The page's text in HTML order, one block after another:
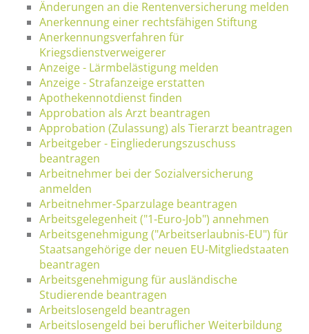
Änderungen an die Rentenversicherung melden
Anerkennung einer rechtsfähigen Stiftung
Anerkennungsverfahren für
Kriegsdienstverweigerer
Anzeige - Lärmbelästigung melden
Anzeige - Strafanzeige erstatten
Apothekennotdienst finden
Approbation als Arzt beantragen
Approbation (Zulassung) als Tierarzt beantragen
Arbeitgeber - Eingliederungszuschuss
beantragen
Arbeitnehmer bei der Sozialversicherung
anmelden
Arbeitnehmer-Sparzulage beantragen
Arbeitsgelegenheit ("1-Euro-Job") annehmen
Arbeitsgenehmigung ("Arbeitserlaubnis-EU") für
Staatsangehörige der neuen EU-Mitgliedstaaten
beantragen
Arbeitsgenehmigung für ausländische
Studierende beantragen
Arbeitslosengeld beantragen
Arbeitslosengeld bei beruflicher Weiterbildung